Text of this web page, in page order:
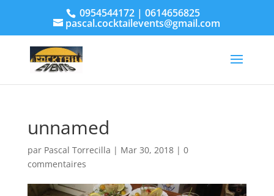
0954544172 | 0614656825
pascal.cocktailevents@gmail.com
unnamed
par Pascal Torrecilla | Mar 30, 2018| 0
commentaires